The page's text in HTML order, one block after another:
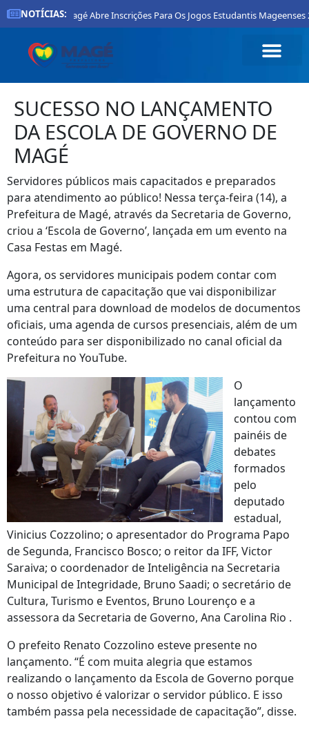
NOTÍCIAS:
De Magé Abre Inscrições Para Os Jogos Estudantis Mageenses 2026
SUCESSO NO LANÇAMENTO
DA ESCOLA DE GOVERNO DE
MAGÉ
Servidores públicos mais capacitados e preparados
para atendimento ao público! Nessa terça-feira (14), a
Prefeitura de Magé, através da Secretaria de Governo,
criou a ‘Escola de Governo’, lançada em um evento na
Casa Festas em Magé.
Agora, os servidores municipais podem contar com
uma estrutura de capacitação que vai disponibilizar
uma central para download de modelos de documentos
oficiais, uma agenda de cursos presenciais, além de um
conteúdo para ser disponibilizado no canal oficial da
Prefeitura no YouTube.
O
lançamento
contou com
painéis de
debates
formados
pelo
deputado
estadual,
Vinicius Cozzolino; o apresentador do Programa Papo
de Segunda, Francisco Bosco; o reitor da IFF, Victor
Saraiva; o coordenador de Inteligência na Secretaria
Municipal de Integridade, Bruno Saadi; o secretário de
Cultura, Turismo e Eventos, Bruno Lourenço e a
assessora da Secretaria de Governo, Ana Carolina Rio .
O prefeito Renato Cozzolino esteve presente no
lançamento. “É com muita alegria que estamos
realizando o lançamento da Escola de Governo porque
o nosso objetivo é valorizar o servidor público. E isso
também passa pela necessidade de capacitação”, disse.